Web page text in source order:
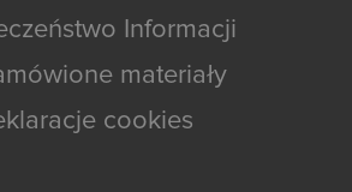
Informacji
materiały
cookies